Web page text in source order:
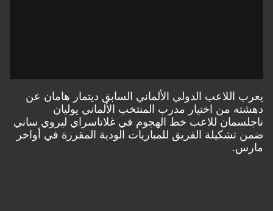
يعرب اللاعب الدولي الألماني السابق ديتمار هامان عن
دهشته من اختيار مدرب المنتخب الألماني يوليان
ناجلسمان للاعب خط الهجوم في غلاتاسراي ليروي ساني
ضمن تشكيلة الفريق للمباريات الودية المقررة في أواخر
مارس.